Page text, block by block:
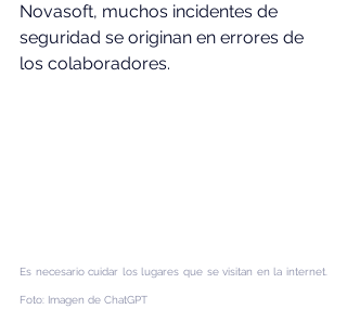
Novasoft, muchos incidentes de
seguridad se originan en errores de
los colaboradores.
Es necesario cuidar los lugares que se visitan en la internet.
Foto: Imagen de ChatGPT